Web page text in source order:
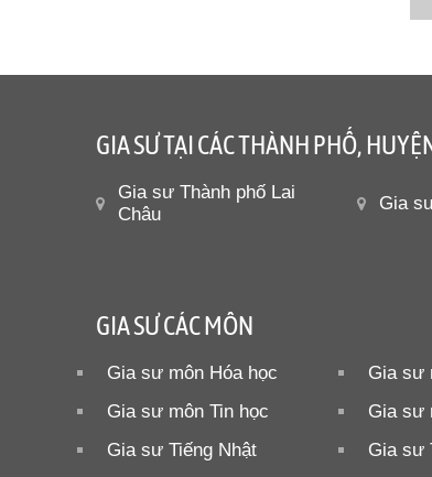
GIA SƯ TẠI CÁC THÀNH PHỐ,
Gia sư Thành phố Lai
Châu
Gia
GIA SƯ CÁC MÔN
Gia sư môn Hóa học Gia sư
Gia sư môn Tin học
Gia sư
Gia sư Tiếng Nhật
Gia sư